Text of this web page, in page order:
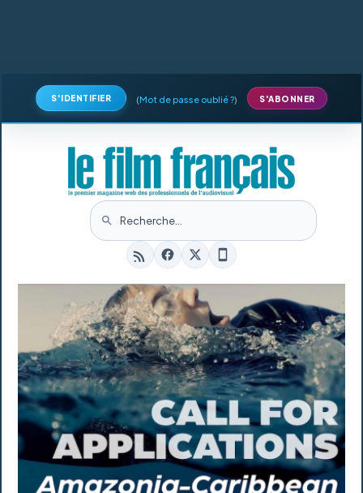
S'IDENTIFIER (Mot de passe oublié ?) S'ABONNER